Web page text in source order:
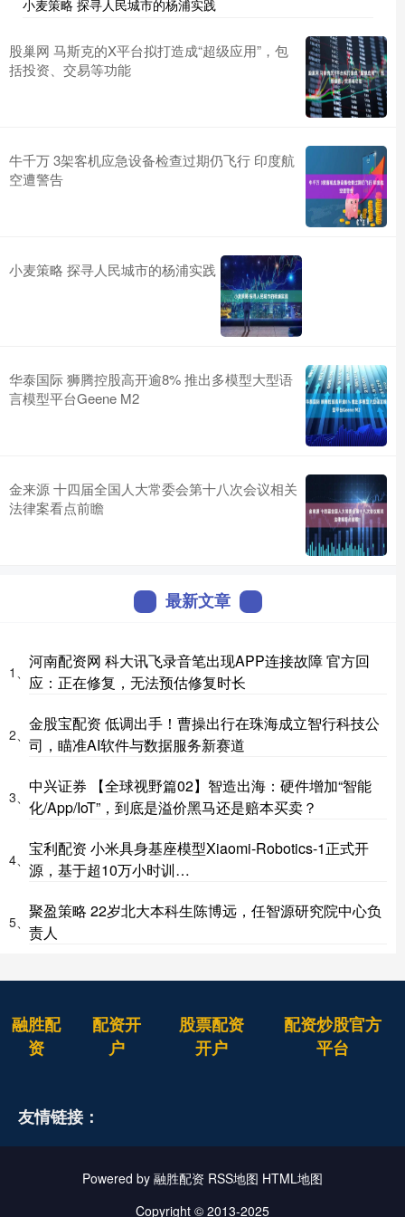
小麦策略 探寻人民城市的杨浦实践
股巢网 马斯克的X平台拟打造成“超级应用”，包
括投资、交易等功能
牛千万 3架客机应急设备检查过期仍飞行 印度航
空遭警告
小麦策略 探寻人民城市的杨浦实践
华泰国际 狮腾控股高开逾8% 推出多模型大型语
言模型平台Geene M2
金来源 十四届全国人大常委会第十八次会议相关
法律案看点前瞻
最新文章
1、
河南配资网 科大讯飞录音笔出现APP连接故障 官方回
应：正在修复，无法预估修复时长
2、
金股宝配资 低调出手！曹操出行在珠海成立智行科技公
司，瞄准AI软件与数据服务新赛道
3、
中兴证券 【全球视野篇02】智造出海：硬件增加“智能
化/App/IoT”，到底是溢价黑马还是赔本买卖？
4、
宝利配资 小米具身基座模型Xiaomi-Robotics-1正式开
源，基于超10万小时训…
5、
聚盈策略 22岁北大本科生陈博远，任智源研究院中心负
责人
融胜配
资
配资开
户
股票配资
开户
配资炒股官方
平台
友情链接：
Powered by 融胜配资 RSS地图 HTML地图
Copyright © 2013-2025